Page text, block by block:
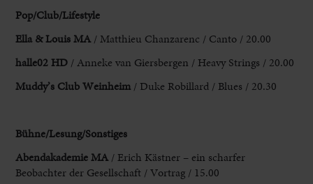
Pop/Club/Lifestyle
Ella & Louis MA / Matthieu Chanzarenc / Canto / 20.00
halle02 HD / Anneke van Giersbergen / Heavy Strings / 20.00
Muddy’s ClubWeinheim / Duke Robillard / Blues / 20.30
Bühne/Lesung/Sonstiges
Abendakademie MA / Erich Kästner – ein scharfer
Beobachter der Gesellschaft / Vortrag / 15.00